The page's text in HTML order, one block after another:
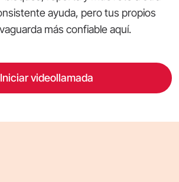
ayuda, pero tus propios
más confiable aquí.
Iniciar videollamada